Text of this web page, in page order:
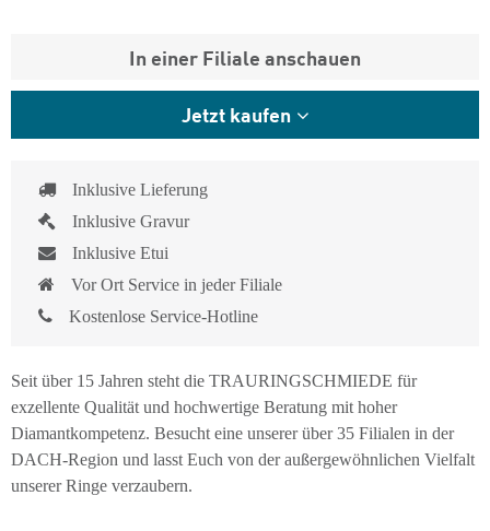
In einer Filiale anschauen
Jetzt kaufen
Inklusive Lieferung
Inklusive Gravur
Inklusive Etui
Vor Ort Service in jeder Filiale
Kostenlose Service-Hotline
Seit über 15 Jahren steht die TRAURINGSCHMIEDE für
exzellente Qualität und hochwertige Beratung mit hoher
Diamantkompetenz. Besucht eine unserer über 35 Filialen in der
DACH-Region und lasst Euch von der außergewöhnlichen Vielfalt
unserer Ringe verzaubern.